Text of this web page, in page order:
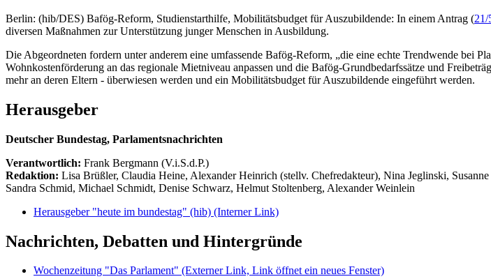
Berlin: (hib/DES) Bafög-Reform, Studienstarthilfe, Mobilitätsbudget für Auszubildende: In einem Antrag (21/
diversen Maßnahmen zur Unterstützung junger Menschen in Ausbildung.
Die Abgeordneten fordern unter anderem eine umfassende Bafög-Reform, „die eine echte Trendwende bei
Wohnkostenförderung an das regionale Mietniveau anpassen und die Bafög-Grundbedarfssätze und
mehr an deren Eltern - überwiesen werden und ein Mobilitätsbudget für Auszubildende eingeführt werden.
Herausgeber
Deutscher Bundestag, Parlamentsnachrichten
Verantwortlich: Frank Bergmann (V.i.S.d.P.)
Redaktion: Lisa Brüßler, Claudia Heine, Alexander Heinrich (stellv. Chefredakteur), Nina Jeglinski,
Sandra Schmid, Michael Schmidt, Denise Schwarz, Helmut Stoltenberg, Alexander Weinlein
Herausgeber "heute im bundestag" (hib) (Interner Link)
Nachrichten, Debatten und Hintergründe
Wochenzeitung "Das Parlament" (Externer Link, Link öffnet ein neues Fenster)